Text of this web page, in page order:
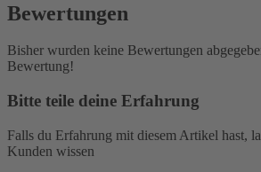
Bewertungen
Bisher wurden keine Bewertungen
Bewertung!
Bitte teile deine Erfahrung
Falls du Erfahrung mit diesem Artikel hast,
Kunden wissen